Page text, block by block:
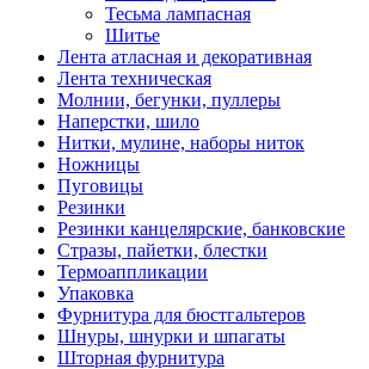
Тесьма лампасная
Шитье
Лента атласная и декоративная
Лента техническая
Молнии, бегунки, пуллеры
Наперстки, шило
Нитки, мулине, наборы ниток
Ножницы
Пуговицы
Резинки
Резинки канцелярские, банковские
Стразы, пайетки, блестки
Термоаппликации
Упаковка
Фурнитура для бюстгальтеров
Шнуры, шнурки и шпагаты
Шторная фурнитура